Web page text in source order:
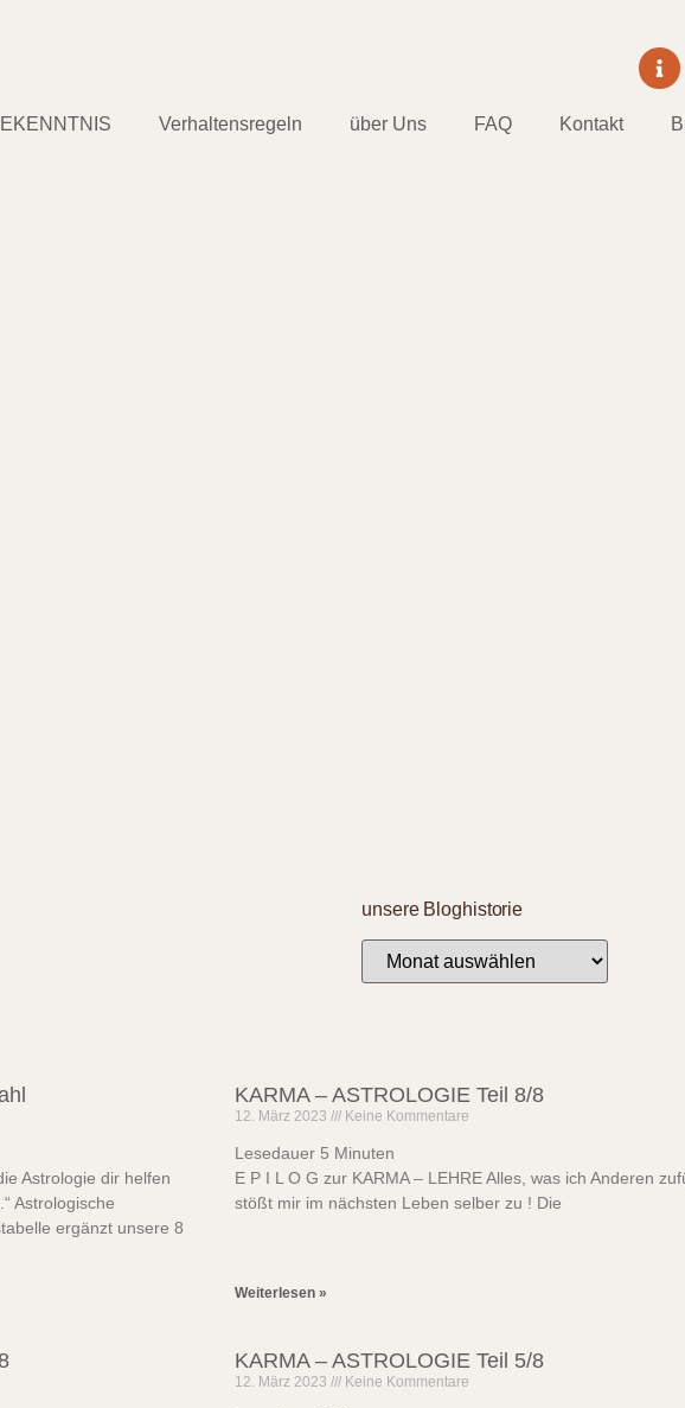
Verhaltensregeln über Uns FAQ Kontakt
unsere Bloghistorie
Astrologie dir helfen
Astrologische
ergänzt unsere 8
KARMA – ASTROLOGIE Teil 8/8
12. März 2023 Keine Kommentare
Lesedauer 5 Minuten
E P I L O G zur KARMA – LEHRE Alles, was ich Anderen
stößt mir im nächsten Leben selber zu ! Die
Weiterlesen »
KARMA – ASTROLOGIE Teil 5/8
12. März 2023 Keine Kommentare